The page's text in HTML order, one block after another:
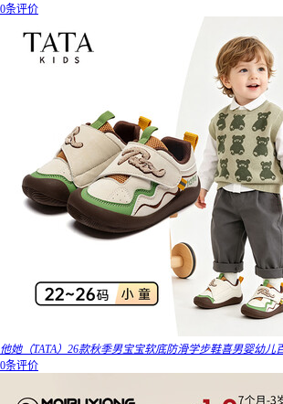
0条评价
他她（TATA）26款秋季男宝宝软底防滑学步鞋喜男婴幼儿
0条评价